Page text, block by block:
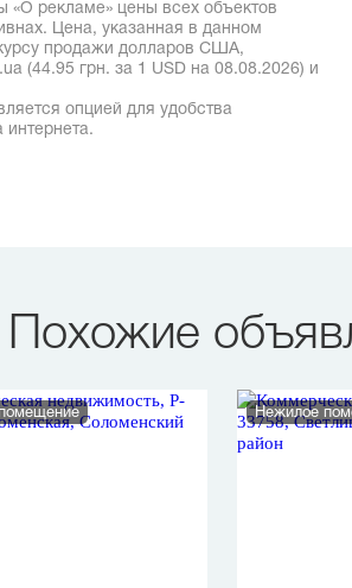
«О рекламе» цены всех объектов
Цена, указанная в данном
продажи долларов США,
(44.95 грн. за 1 USD на 08.08.2026) и
опцией для удобства
интернета.
Похожие
Нежилое